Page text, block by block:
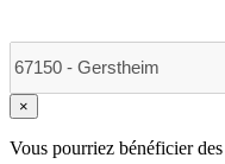
×
Vous pourriez bénéficier